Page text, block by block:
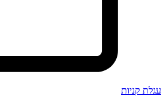
עגלת קניות